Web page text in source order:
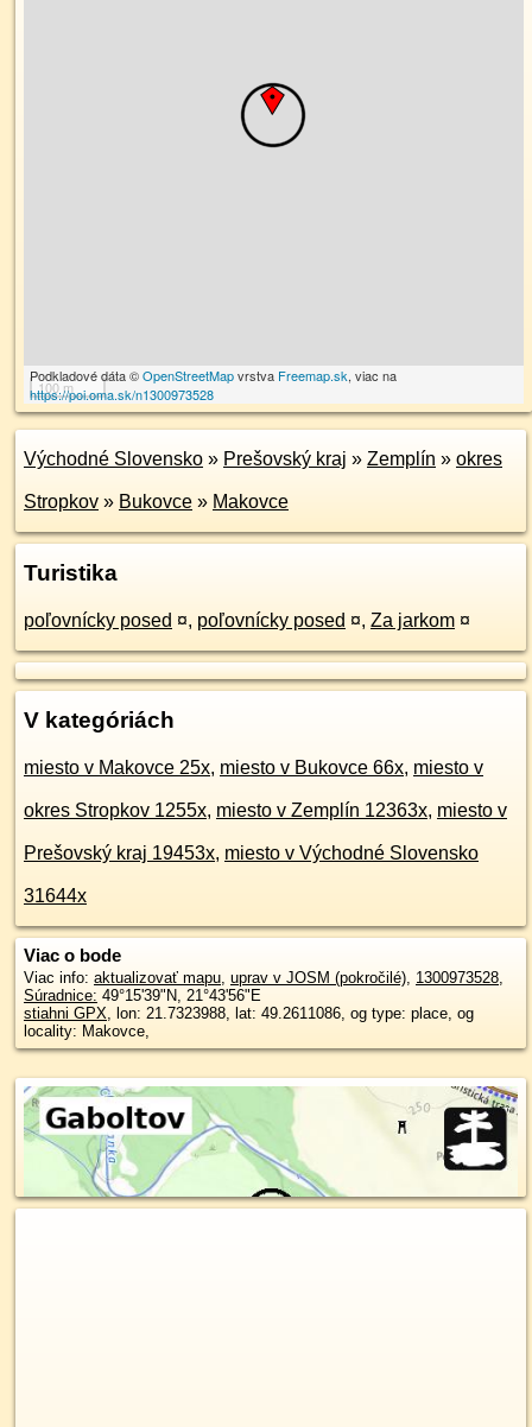
100 m
Podkladové dáta ©OpenStreetMapvrstva Freemap.sk, viac na
https://poi.oma.sk/n1300973528
Východné Slovensko » Prešovský kraj » Zemplín » okres
Stropkov » Bukovce » Makovce
Turistika
poľovnícky posed ¤, poľovnícky posed ¤, Za jarkom ¤
V kategóriách
miesto v Makovce 25x, miesto v Bukovce 66x, miesto v
okres Stropkov 1255x, miesto v Zemplín 12363x, miesto v
Prešovský kraj 19453x, miesto v Východné Slovensko
31644x
Viac o bode
Viac info: aktualizovať mapu, uprav v JOSM (pokročilé), 1300973528,
Súradnice: 49°15'39"N, 21°43'56"E
stiahni GPX, lon: 21.7323988, lat: 49.2611086, og type: place, og
locality: Makovce,